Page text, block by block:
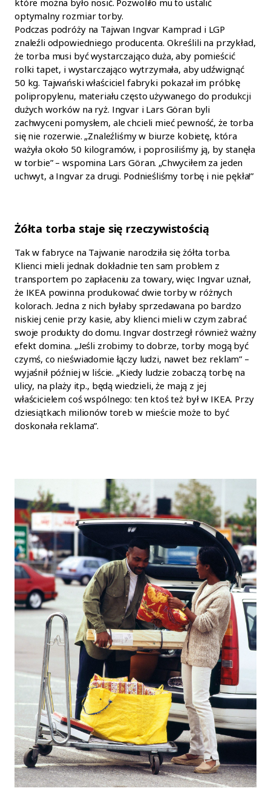
które można było nosić. Pozwoliło mu to ustalić
optymalny rozmiar torby.
Podczas podróży na Tajwan Ingvar Kamprad i LGP
znaleźli odpowiedniego producenta. Określili na przykład,
że torba musi być wystarczająco duża, aby pomieścić
rolki tapet, i wystarczająco wytrzymała, aby udźwignąć
50 kg. Tajwański właściciel fabryki pokazał im próbkę
polipropylenu, materiału często używanego do produkcji
dużych worków na ryż. Ingvar i Lars Göran byli
zachwyceni pomysłem, ale chcieli mieć pewność, że torba
się nie rozerwie. „Znaleźliśmy w biurze kobietę, która
ważyła około 50 kilogramów, i poprosiliśmy ją, by stanęła
w torbie” – wspomina Lars Göran. „Chwyciłem za jeden
uchwyt, a Ingvar za drugi. Podnieśliśmy torbę i nie pękła!”
Żółta torba staje się rzeczywistością
Tak w fabryce na Tajwanie narodziła się żółta torba.
Klienci mieli jednak dokładnie ten sam problem z
transportem po zapłaceniu za towary, więc Ingvar uznał,
że IKEA powinna produkować dwie torby w różnych
kolorach. Jedna z nich byłaby sprzedawana po bardzo
niskiej cenie przy kasie, aby klienci mieli w czym zabrać
swoje produkty do domu. Ingvar dostrzegł również ważny
efekt domina. „Jeśli zrobimy to dobrze, torby mogą być
czymś, co nieświadomie łączy ludzi, nawet bez reklam” –
wyjaśnił później w liście. „Kiedy ludzie zobaczą torbę na
ulicy, na plaży itp., będą wiedzieli, że mają z jej
właścicielem coś wspólnego: ten ktoś też był w IKEA. Przy
dziesiątkach milionów toreb w mieście może to być
doskonała reklama”.